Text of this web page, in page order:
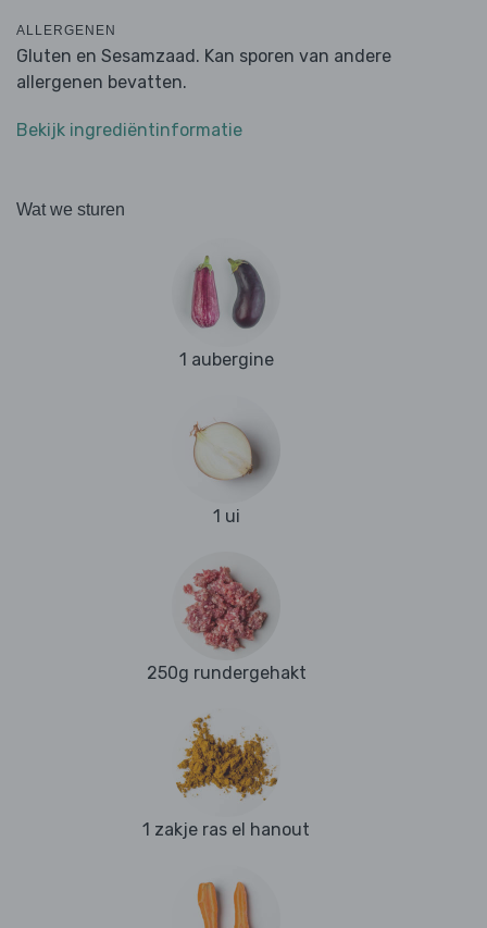
ALLERGENEN
Gluten en Sesamzaad. Kan sporen van andere
allergenen bevatten.
Bekijk ingrediëntinformatie
Wat we sturen
1 aubergine
1 ui
250g rundergehakt
1 zakje ras el hanout